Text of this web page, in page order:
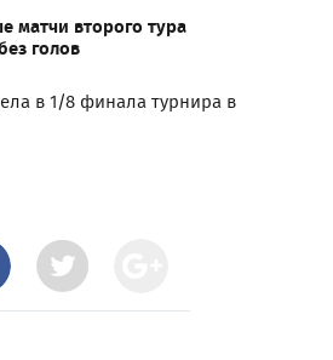
матчи второго тура
голов
в 1/8 финала турнира в